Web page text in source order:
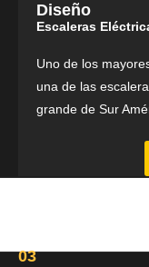
Diseño
Escaleras
Uno de los
una de las
grande de Sur
03